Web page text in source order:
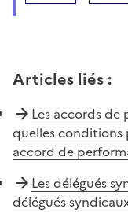
Articles liés :
Les accords
quelles conditions
accord de
Les délégués
délégués